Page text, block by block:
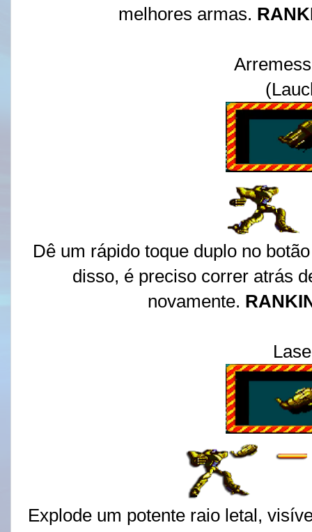
melhores armas.
Dê um rápido toque duplo no
disso, é preciso correr atrás
novamente.
Explode um potente raio letal,